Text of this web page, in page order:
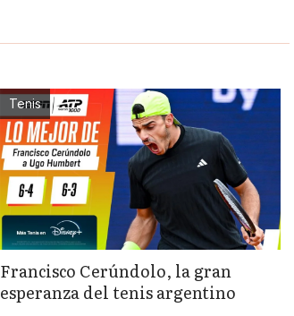
Tenis
Francisco Cerúndolo, la gran
esperanza del tenis argentino